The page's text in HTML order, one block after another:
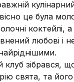
це була
коктейлі,
любові і
клуб зібрався,
свята, та